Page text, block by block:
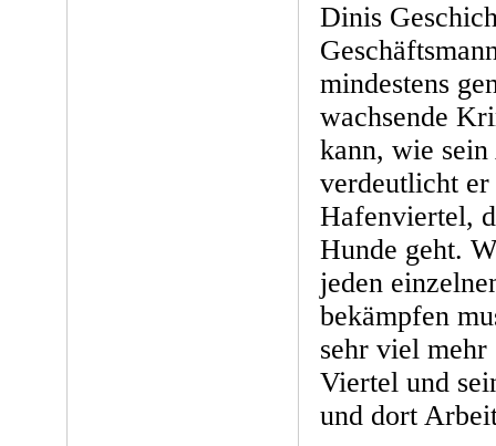
Dinis
mindestens
wachsende
kann, wie
verdeutlicht er
Hafenviertel,
Hunde geht.
jeden
bekämpfen
sehr viel
Viertel und
und dort